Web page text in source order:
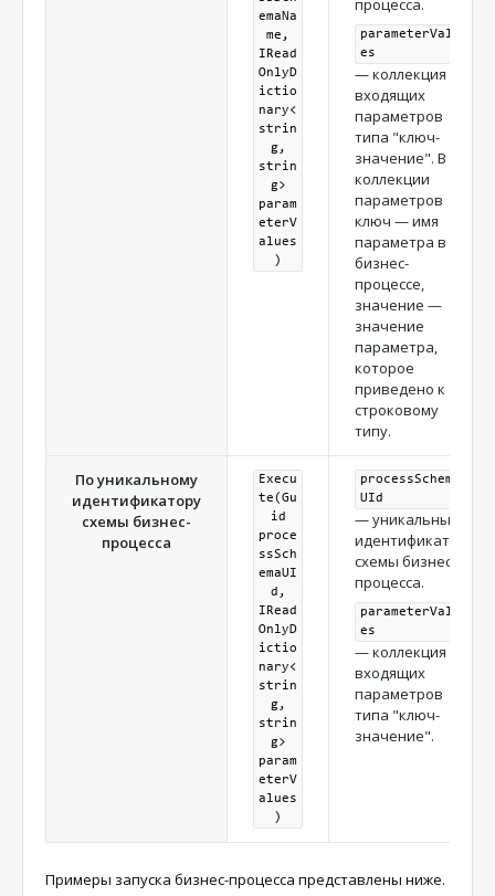
emaNa
me,
IRead
OnlyD
ictio
nary<
strin
g,
strin
g>
param
eterV
alues
)
процесса.
parameterValu
es
— коллекция
входящих
параметров
типа "ключ-
значение". В
коллекции
параметров
ключ — имя
параметра в
бизнес-
процессе,
значение —
значение
параметра,
которое
приведено к
строковому
типу.
По уникальному
идентификатору
схемы бизнес-
процесса
Execu
te(Gu
id
proce
ssSch
emaUI
d,
IRead
OnlyD
ictio
nary<
strin
g,
strin
g>
param
eterV
alues
)
processSchema
UId
— уникальный
идентификатор
схемы бизнес-
процесса.
parameterValu
es
— коллекция
входящих
параметров
типа "ключ-
значение".
Примеры запуска бизнес-процесса представлены ниже.